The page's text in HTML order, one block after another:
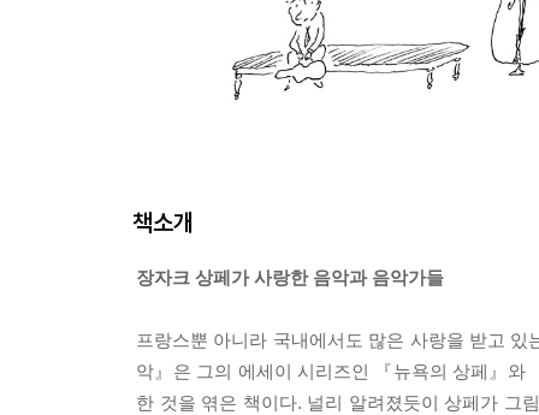
책소개
장자크 상페가 사랑한 음악과 음악가들
프랑스뿐 아니라 국내에서도 많은 사랑을 받고
악』은 그의 에세이 시리즈인 『뉴욕의 상페』와
한 것을 엮은 책이다. 널리 알려졌듯이 상페가 그